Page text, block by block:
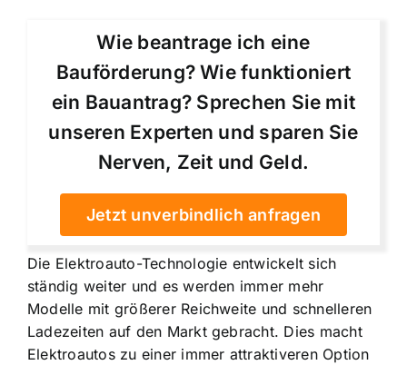
Wie beantrage ich eine
Bauförderung? Wie funktioniert
ein Bauantrag? Sprechen Sie mit
unseren Experten und sparen Sie
Nerven, Zeit und Geld.
Jetzt unverbindlich anfragen
Die Elektroauto-Technologie entwickelt sich
ständig weiter und es werden immer mehr
Modelle mit größerer Reichweite und schnelleren
Ladezeiten auf den Markt gebracht. Dies macht
Elektroautos zu einer immer attraktiveren Option